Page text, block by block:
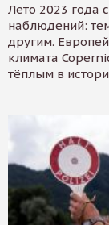
Лето 2023 года
наблюдений:
другим.
климата
тёплым в